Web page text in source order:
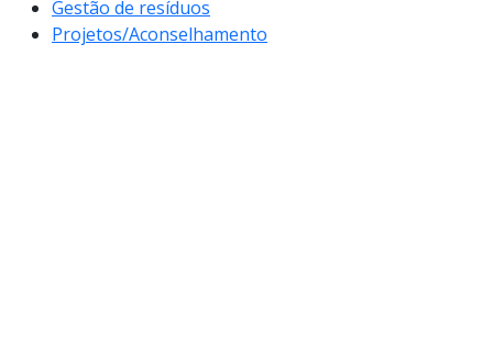
Gestão de resíduos
Projetos/Aconselhamento